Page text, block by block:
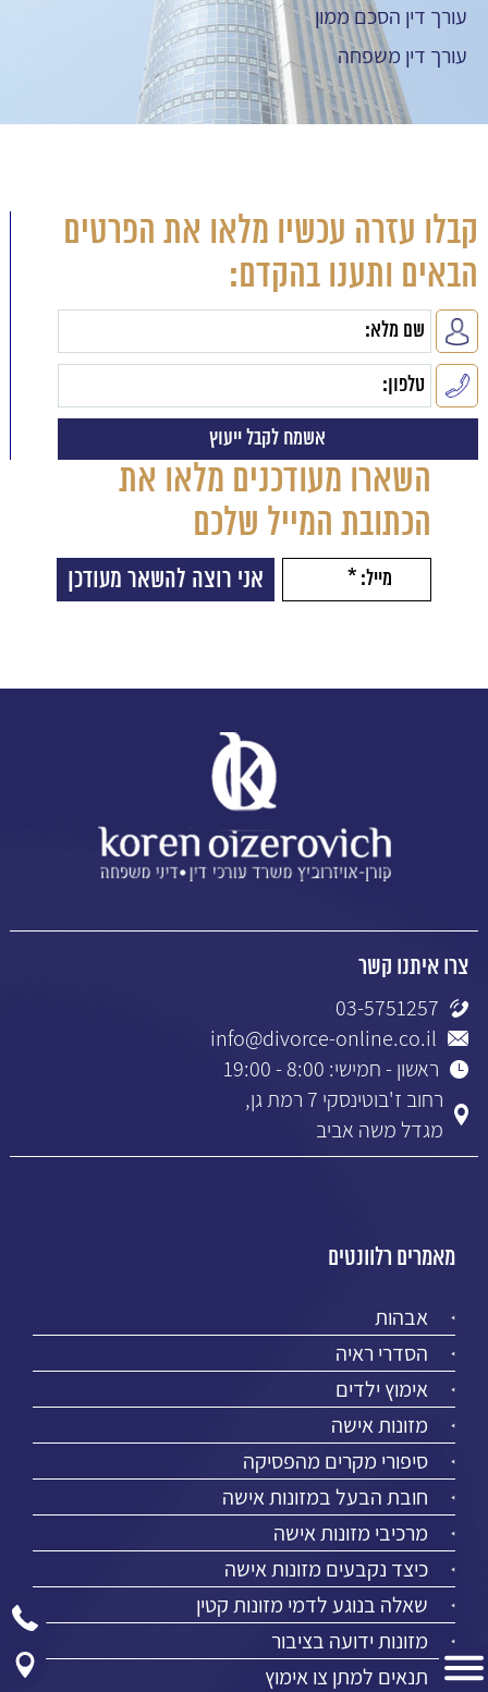
עורך דין הסכם ממון
עורך דין משפחה
קבלו עזרה עכשיו מלאו את הפרטים
הבאים ותענו בהקדם:
השארו מעודכנים מלאו את
הכתובת המייל שלכם
צרו איתנו קשר
03-5751257
info@divorce-online.co.il
ראשון - חמישי: 8:00 - 19:00
רחוב ז'בוטינסקי 7 רמת גן,
מגדל משה אביב
מאמרים רלוונטים
אבהות
הסדרי ראיה
אימוץ ילדים
מזונות אישה
סיפורי מקרים מהפסיקה
חובת הבעל במזונות אישה
מרכיבי מזונות אישה
כיצד נקבעים מזונות אישה
שאלה בנוגע לדמי מזונות קטין
מזונות ידועה בציבור
תנאים למתן צו אימוץ